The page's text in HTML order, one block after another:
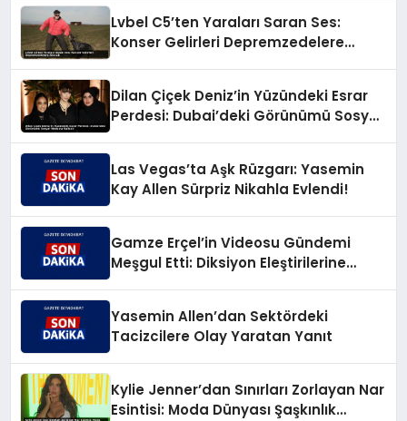
Lvbel C5’ten Yaraları Saran Ses:
Konser Gelirleri Depremzedelere
Dilan Çiçek Deniz’in Yüzündeki Esrar
Perdesi: Dubai’deki Görünümü Sosyal
Las Vegas’ta Aşk Rüzgarı: Yasemin
Kay Allen Sürpriz Nikahla Evlendi!
Gamze Erçel’in Videosu Gündemi
Meşgul Etti: Diksiyon Eleştirilerine
Yasemin Allen’dan Sektördeki
Tacizcilere Olay Yaratan Yanıt
Kylie Jenner’dan Sınırları Zorlayan Nar
Esintisi: Moda Dünyası Şaşkınlık